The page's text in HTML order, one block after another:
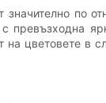
по
цветовете в